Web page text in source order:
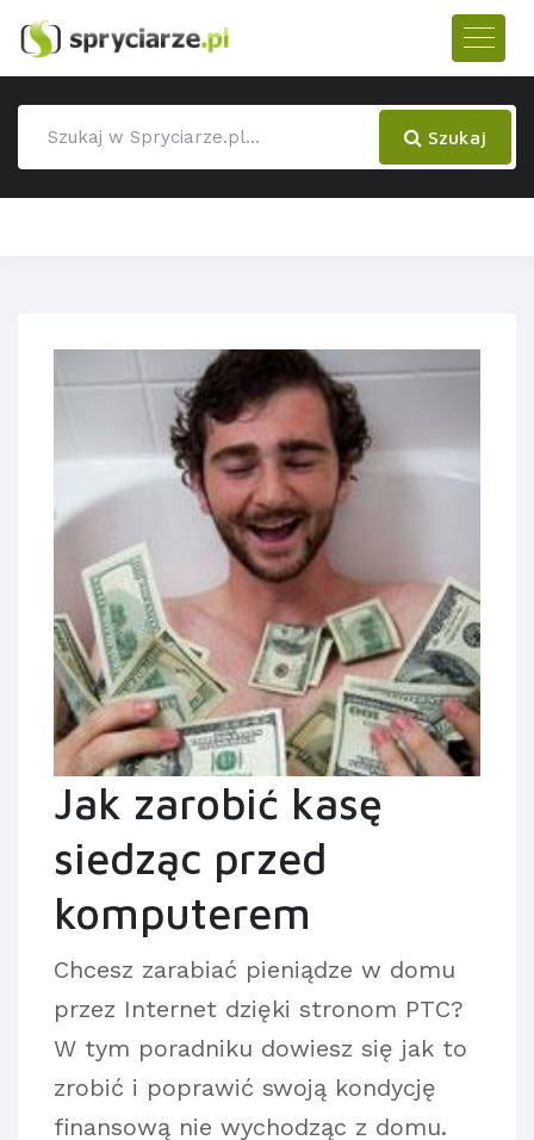
Szukaj
Jak zarobić kasę
siedząc przed
komputerem
Chcesz zarabiać pieniądze w domu
przez Internet dzięki stronom PTC?
W tym poradniku dowiesz się jak to
zrobić i poprawić swoją kondycję
finansową nie wychodząc z domu.